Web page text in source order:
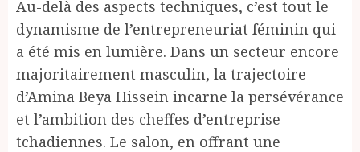
Au-delà des aspects techniques, c’est tout le
dynamisme de l’entrepreneuriat féminin qui
a été mis en lumière. Dans un secteur encore
majoritairement masculin, la trajectoire
d’Amina Beya Hissein incarne la persévérance
et l’ambition des cheffes d’entreprise
tchadiennes. Le salon, en offrant une